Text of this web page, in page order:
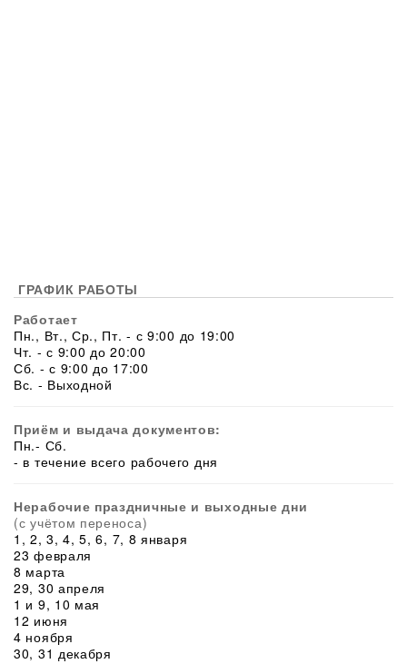
ГРАФИК РАБОТЫ
Работает
Пн., Вт., Ср., Пт. - с 9:00 до 19:00
Чт. - с 9:00 до 20:00
Сб. - с 9:00 до 17:00
Вс. - Выходной
Приём и выдача документов:
Пн.- Сб.
- в течение всего рабочего дня
Нерабочие праздничные и выходные дни
(с учётом переноса)
1, 2, 3, 4, 5, 6, 7, 8 января
23 февраля
8 марта
29, 30 апреля
1 и 9, 10 мая
12 июня
4 ноября
30, 31 декабря